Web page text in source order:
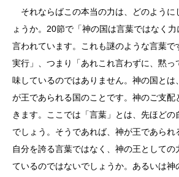
それならばこの本当の力は、どのように
ょうか。20節で「神の国は言葉ではなく
言われています。これも謎のような言葉で
実行」、つまり「あれこれ言わずに、黙っ
味しているのではありません。神の国とは
が王であられる国のことです。神のご支配
きます。ここでは「言葉」とは、先ほどの
でしょう。そうであれば、神が王であられ
自分を誇る言葉ではなく、神の王としての
ているのではないでしょうか。あるいは神